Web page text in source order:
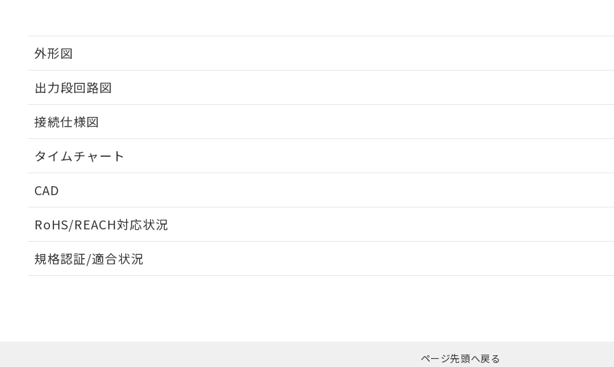
外形図
出力段回路図
接続仕様図
タイムチャート
CAD
RoHS/REACH対応状況
EU RoHS 注意事項・凡例
ダウンロードはこちら
規格認証/適合状況
ページ先頭へ戻る